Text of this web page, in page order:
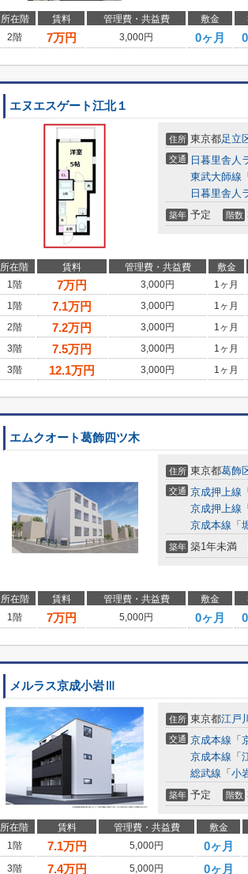
所在階 賃料 管理費・共益費 敷金
2階
7万円 3,000円 0ヶ月
エヌエスゲート江北１
住所 東京都足立
交通 日暮里舎人
東武大師線 「
日暮里舎人
築年 予定 階数
所在階 賃料 管理費・共益費 敷金
1階
7万円 3,000円 1ヶ月
1階
7.1万円 3,000円 1ヶ月
2階
7.2万円 3,000円 1ヶ月
3階
7.5万円 3,000円 1ヶ月
3階
12.1万円 3,000円 1ヶ月
エムクオート葛飾四ツ木
住所 東京都葛飾
交通 京成押上線 「
京成押上線 「
京成本線 「
築年 築1年未満
所在階 賃料 管理費・共益費 敷金
1階
7万円 5,000円 0ヶ月
メルラス京成小岩Ⅲ
住所 東京都江戸
交通 京成本線 「
京成本線 「
総武線 「 小
築年 予定 階数
所在階 賃料 管理費・共益費 敷金
1階
7.1万円 5,000円 0ヶ月
3階
7.4万円 5,000円 0ヶ月